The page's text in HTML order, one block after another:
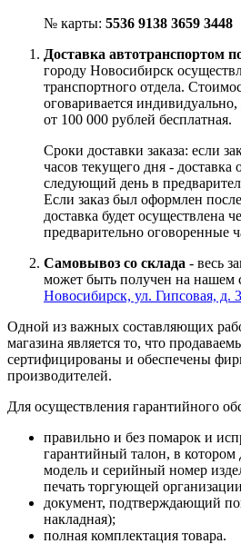
№ карты: 5536 9138 3659 3448
Доставка автотранспортом
городу Новосибирск
транспортного отдела.
оговаривается индивидуально,
от 100 000 рублей бесплатная.
Сроки доставки заказа: если
часов текущего дня - доставка
следующий день в
Если заказ был оформлен
доставка будет осуществлена
предварительно оговоренные
Самовывоз со склада - весь
может быть получен на нашем
Новосибирск, ул. Гипсовая, д.
Одной из важных составляющих
магазина является то, что
сертифицированы и обеспечены
производителей.
Для осуществления гарантийного
правильно и без помарок и
гарантийный талон, в
модель и серийный номер
печать торгующей
документ, подтверждающий
накладная);
полная комплектация товара.